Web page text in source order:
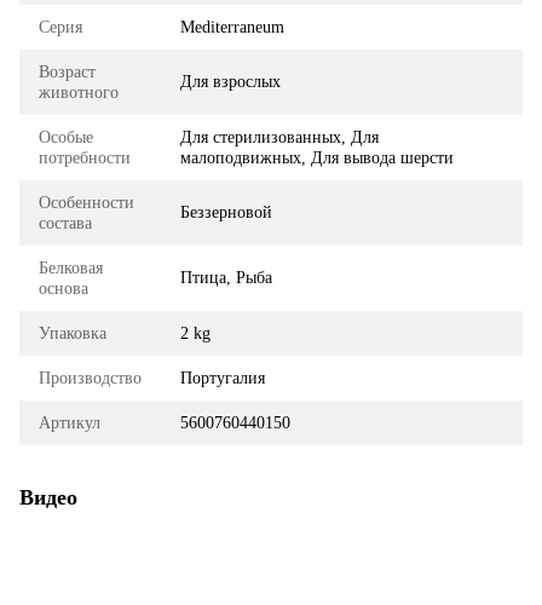
Серия Mediterraneum
Возраст
животного
Для взрослых
Особые
потребности
Для стерилизованных, Для
малоподвижных, Для вывода шерсти
Особенности
состава
Беззерновой
Белковая
основа
Птица, Рыба
Упаковка 2 kg
Производство Португалия
Артикул 5600760440150
Видео